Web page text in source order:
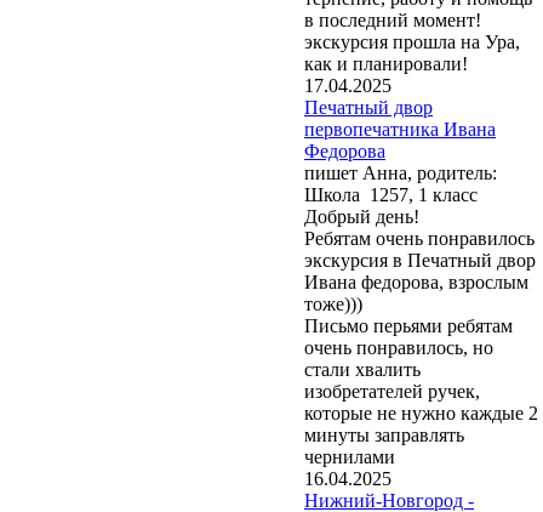
в последний момент!
экскурсия прошла на Ура,
как и планировали!
17.04.2025
Печатный двор
первопечатника Ивана
Федорова
пишет Анна, родитель:
Школа 1257, 1 класс
Добрый день!
Ребятам очень понравилось
экскурсия в Печатный двор
Ивана федорова, взрослым
тоже)))
Письмо перьями ребятам
очень понравилось, но
стали хвалить
изобретателей ручек,
которые не нужно каждые 2
минуты заправлять
чернилами
16.04.2025
Нижний-Новгород -